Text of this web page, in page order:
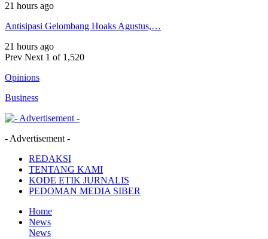
21 hours ago
Antisipasi Gelombang Hoaks Agustus,…
21 hours ago
Prev Next 1 of 1,520
Opinions
Business
- Advertisement -
REDAKSI
TENTANG KAMI
KODE ETIK JURNALIS
PEDOMAN MEDIA SIBER
Home
News
News